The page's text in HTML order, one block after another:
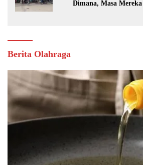
Dimana, Masa
Berita Olahraga